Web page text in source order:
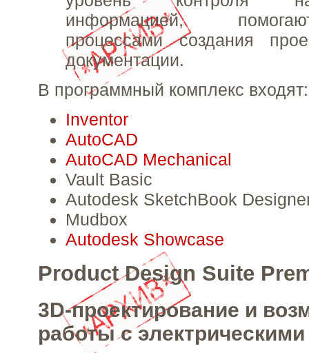
информацией,
процессами создания
документации.
В программный комплекс входят:
Inventor
AutoCAD
AutoCAD Mechanical
Vault Basic
Autodesk SketchBook
Mudbox
Autodesk Showcase
Product Design Suite
3D-проектирование и
работы с